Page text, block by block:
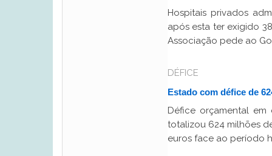
Hospitais privados
após esta ter exigido
Associação pede ao
DÉFICE
Estado com défice de
Défice orçamental
totalizou 624 milhões
euros face ao período